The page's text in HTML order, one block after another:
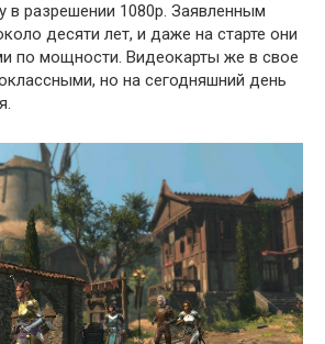
в разрешении 1080p. Заявленным
десяти лет, и даже на старте они
по мощности. Видеокарты же в свое
но на сегодняшний день